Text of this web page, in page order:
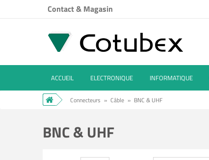
Contact & Magasin
ACCUEIL ELECTRONIQUE INFORMATIQUE
Connecteurs » Câble » BNC & UHF
BNC & UHF